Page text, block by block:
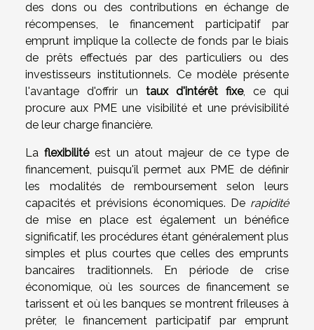
des dons ou des contributions en échange de
récompenses, le financement participatif par
emprunt implique la collecte de fonds par le biais
de prêts effectués par des particuliers ou des
investisseurs institutionnels. Ce modèle présente
l'avantage d'offrir un taux d'intérêt fixe, ce qui
procure aux PME une visibilité et une prévisibilité
de leur charge financière.
La flexibilitéest un atout majeur de ce type de
financement, puisqu'il permet aux PME de définir
les modalités de remboursement selon leurs
capacités et prévisions économiques. De rapidité
de mise en place est également un bénéfice
significatif, les procédures étant généralement plus
simples et plus courtes que celles des emprunts
bancaires traditionnels. En période de crise
économique, où les sources de financement se
tarissent et où les banques se montrent frileuses à
prêter, le financement participatif par emprunt